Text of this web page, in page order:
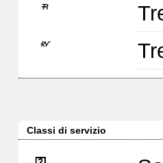
Classi di servizio